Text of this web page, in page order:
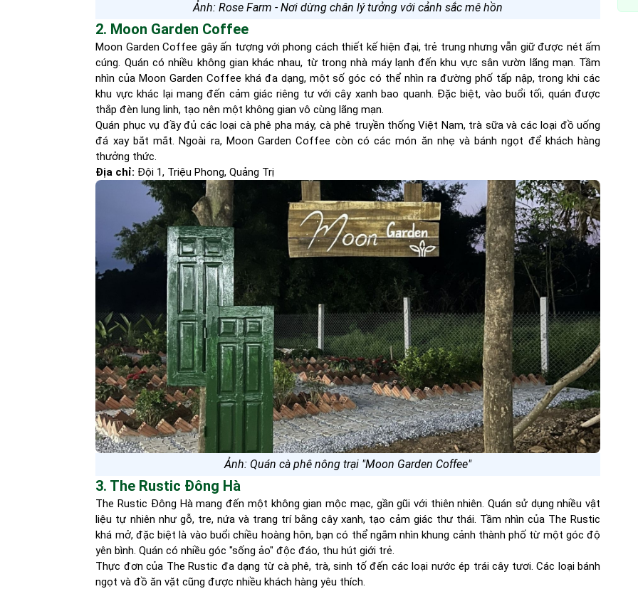
Ảnh: Rose Farm - Nơi dừng chân lý tưởng với cảnh sắc mê hồn
2. Moon Garden Coffee
Moon Garden Coffee gây ấn tượng với phong cách thiết kế hiện đại, trẻ trung nhưng vẫn giữ được nét ấm
cúng. Quán có nhiều không gian khác nhau, từ trong nhà máy lạnh đến khu vực sân vườn lãng mạn. Tầm
nhìn của Moon Garden Coffee khá đa dạng, một số góc có thể nhìn ra đường phố tấp nập, trong khi các
khu vực khác lại mang đến cảm giác riêng tư với cây xanh bao quanh. Đặc biệt, vào buổi tối, quán được
thắp đèn lung linh, tạo nên một không gian vô cùng lãng mạn.
Quán phục vụ đầy đủ các loại cà phê pha máy, cà phê truyền thống Việt Nam, trà sữa và các loại đồ uống
đá xay bắt mắt. Ngoài ra, Moon Garden Coffee còn có các món ăn nhẹ và bánh ngọt để khách hàng
thưởng thức.
Địa chỉ: Đội 1, Triệu Phong, Quảng Trị
Ảnh: Quán cà phê nông trại "Moon Garden Coffee"
3. The Rustic Đông Hà
The Rustic Đông Hà mang đến một không gian mộc mạc, gần gũi với thiên nhiên. Quán sử dụng nhiều vật
liệu tự nhiên như gỗ, tre, nứa và trang trí bằng cây xanh, tạo cảm giác thư thái. Tầm nhìn của The Rustic
khá mở, đặc biệt là vào buổi chiều hoàng hôn, bạn có thể ngắm nhìn khung cảnh thành phố từ một góc độ
yên bình. Quán có nhiều góc "sống ảo" độc đáo, thu hút giới trẻ.
Thực đơn của The Rustic đa dạng từ cà phê, trà, sinh tố đến các loại nước ép trái cây tươi. Các loại bánh
ngọt và đồ ăn vặt cũng được nhiều khách hàng yêu thích.